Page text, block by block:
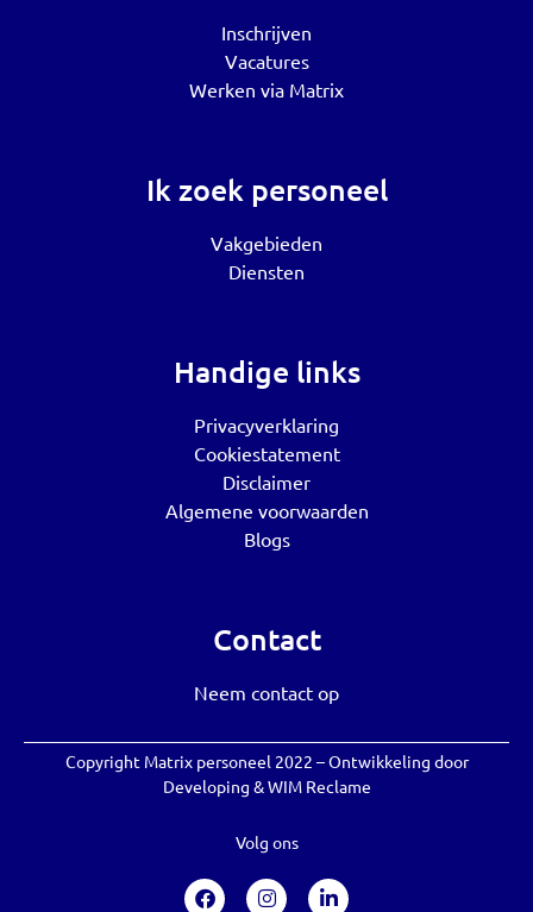
Inschrijven
Vacatures
Werken via Matrix
Ik zoek personeel
Vakgebieden
Diensten
Handige links
Privacyverklaring
Cookiestatement
Disclaimer
Algemene voorwaarden
Blogs
Contact
Neem contact op
Copyright Matrix personeel 2022 – Ontwikkeling door
Developing &WIM Reclame
Volg ons